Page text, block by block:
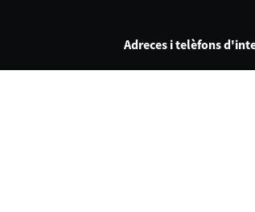
Adreces i telèfons